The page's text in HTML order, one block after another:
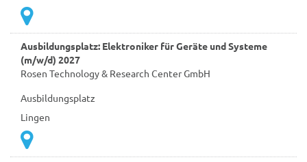
Ausbildungsplatz: Elektroniker für Geräte und Systeme
(m/w/d) 2027
Rosen Technology & Research Center GmbH
Ausbildungsplatz
Lingen